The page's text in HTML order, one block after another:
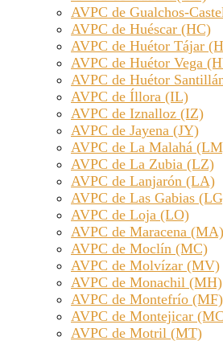
AVPC de Gualchos-
AVPC de Huéscar (HC)
AVPC de Huétor Tájar
AVPC de Huétor Vega
AVPC de Huétor
AVPC de Íllora (IL)
AVPC de Iznalloz (IZ)
AVPC de Jayena (JY)
AVPC de La Malahá
AVPC de La Zubia (LZ)
AVPC de Lanjarón (LA)
AVPC de Las Gabias
AVPC de Loja (LO)
AVPC de Maracena (MA)
AVPC de Moclín (MC)
AVPC de Molvízar (MV)
AVPC de Monachil (MH)
AVPC de Montefrío (MF)
AVPC de Montejicar
AVPC de Motril (MT)